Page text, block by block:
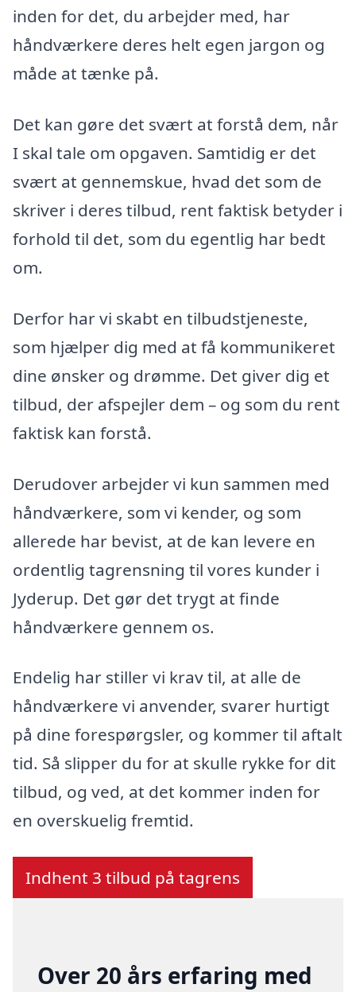
inden for det, du arbejder med, har
håndværkere deres helt egen jargon og
måde at tænke på.
Det kan gøre det svært at forstå dem, når
I skal tale om opgaven. Samtidig er det
svært at gennemskue, hvad det som de
skriver i deres tilbud, rent faktisk betyder i
forhold til det, som du egentlig har bedt
om.
Derfor har vi skabt en tilbudstjeneste,
som hjælper dig med at få kommunikeret
dine ønsker og drømme. Det giver dig et
tilbud, der afspejler dem – og som du rent
faktisk kan forstå.
Derudover arbejder vi kun sammen med
håndværkere, som vi kender, og som
allerede har bevist, at de kan levere en
ordentlig tagrensning til vores kunder i
Jyderup. Det gør det trygt at finde
håndværkere gennem os.
Endelig har stiller vi krav til, at alle de
håndværkere vi anvender, svarer hurtigt
på dine forespørgsler, og kommer til aftalt
tid. Så slipper du for at skulle rykke for dit
tilbud, og ved, at det kommer inden for
en overskuelig fremtid.
Indhent 3 tilbud på tagrens
Over 20 års erfaring med